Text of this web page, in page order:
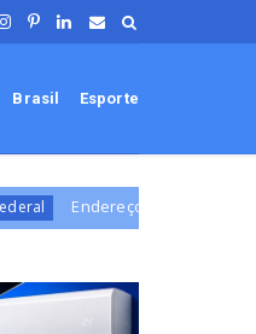
Brasil Esporte
Planaltina terão o